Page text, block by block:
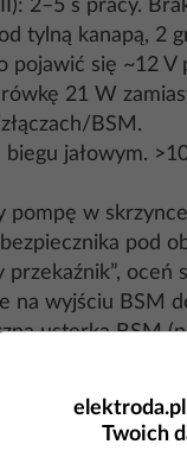
II): 2–5 s pracy.
tylną kanapą, 2
pojawić się ~12
21 W
BSM.
jałowym.
pompę w
pod
oceń
na wyjściu BSM
usterka BSM
(BSM,
BSM do
Twoich